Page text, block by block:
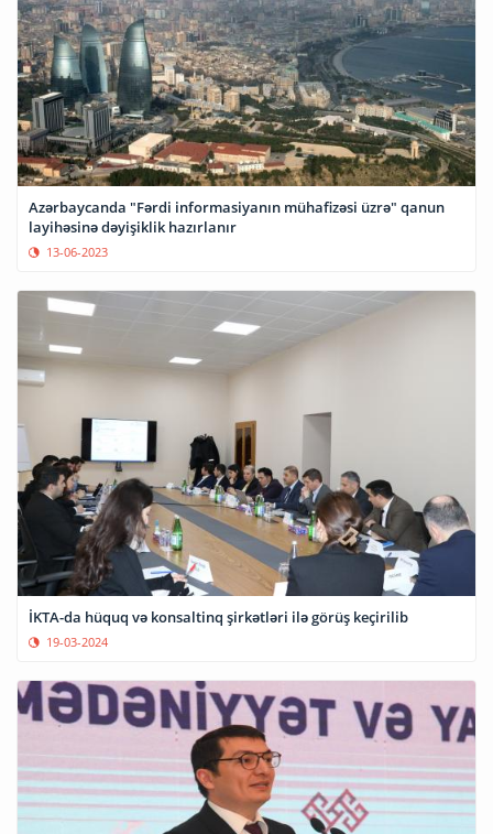
Azərbaycanda "Fərdi informasiyanın mühafizəsi üzrə" qanun
layihəsinə dəyişiklik hazırlanır
13-06-2023
İKTA-da hüquq və konsaltinq şirkətləri ilə görüş keçirilib
19-03-2024